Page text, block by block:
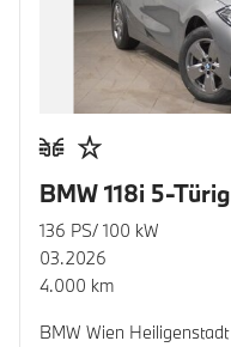
BMW 118i 5-Türig
136 PS/ 100 kW
03.2026
4.000 km
BMW Wien Heiligenstadt